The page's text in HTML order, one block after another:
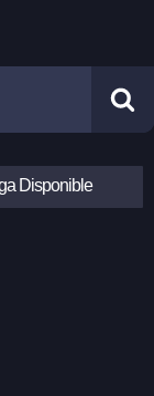
Disponible